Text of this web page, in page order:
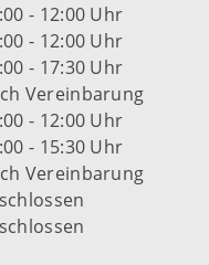
- 12:00 Uhr
- 12:00 Uhr
- 17:30 Uhr
Vereinbarung
- 12:00 Uhr
- 15:30 Uhr
Vereinbarung